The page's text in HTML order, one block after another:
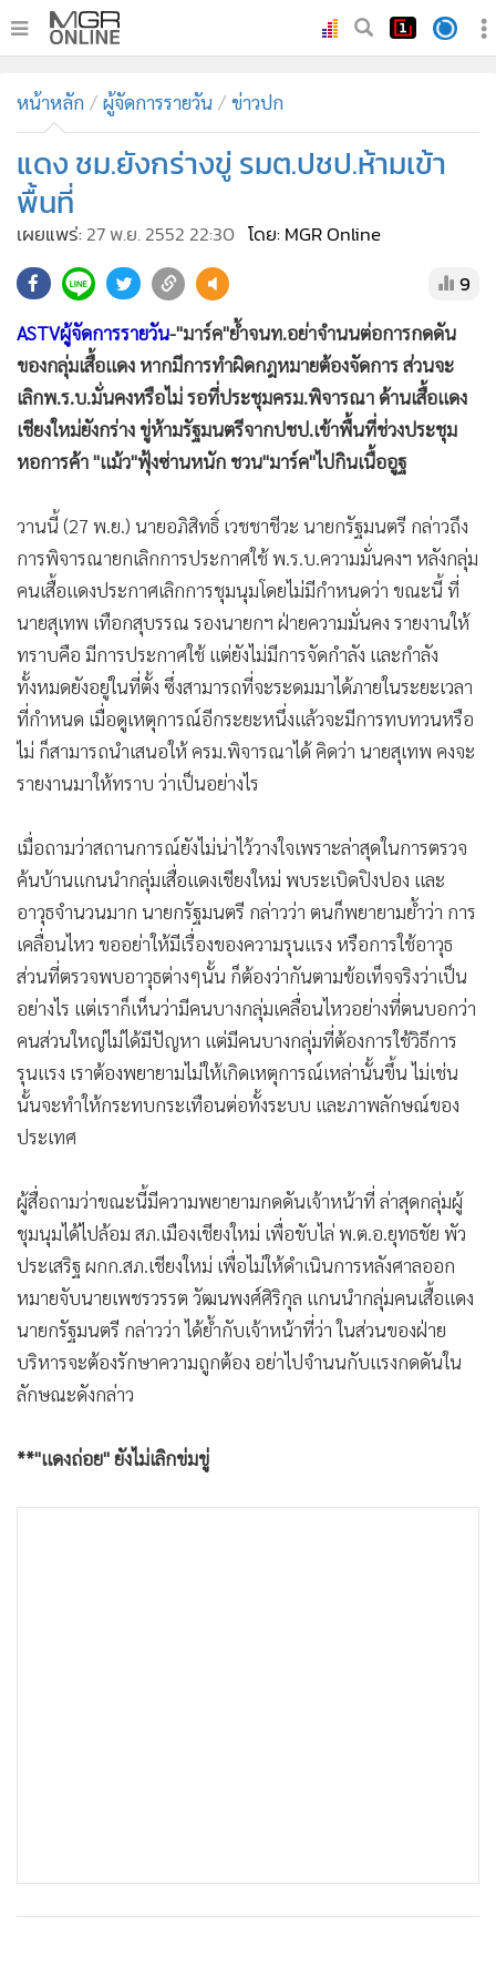
ทันเหตุการณ์
• ภาคใต้
• ภูมิภาค
Online Section
• ผู้จัดการรายวัน
• คอลัมนิสต์
• ละคร
• CbizReview
• Cyber BIZ
• ผู้จัดกวน
• Green Innovation & SD
• Management & HR
• MGR Live
• Infographic
• การเมือง
• กีฬา
ต่างประเทศ
• เศรษฐกิจ-ธุรกิจ
• จีน
• ชุมชน-คุณภาพชีวิต
• อาชญากรรม
• Motoring
• เกม
• วิทยาศาสตร์
• SMEs
• หุ้น
• อินโดจีน
กองทุนรวม
•
Celeb Online
•
Factcheck
ญี่ปุ่น
• News1
• Gotomanager
หน้าหลัก ผู้จัดการรายวัน ข่าวปก
แดง ชม.ยังกร่างขู่ รมต.ปชป.ห้ามเข้า
พื้นที่
เผยแพร่: 27 พ.ย. 2552 22:30 โดย: MGR Online
9
ASTVผู้จัดการรายวัน-"มาร์ค"ย้ำจนท.อย่าจำนนต่อการกดดัน
ของกลุ่มเสื้อแดง หากมีการทำผิดกฎหมายต้องจัดการ ส่วนจะ
เลิกพ.ร.บ.มั่นคงหรือไม่ รอที่ประชุมครม.พิจารณา ด้านเสื้อแดง
เชียงใหม่ยังกร่าง ขู่ห้ามรัฐมนตรีจากปชป.เข้าพื้นที่ช่วงประชุม
หอการค้า "แม้ว"ฟุ้งซ่านหนัก ชวน"มาร์ค"ไปกินเนื้ออูฐ
วานนี้ (27 พ.ย.) นายอภิสิทธิ์ เวชชาชีวะ นายกรัฐมนตรี กล่าวถึง
การพิจารณายกเลิกการประกาศใช้ พ.ร.บ.ความมั่นคงฯ หลังกลุ่ม
คนเสื้อแดงประกาศเลิกการชุมนุมโดยไม่มีกำหนดว่า ขณะนี้ ที่
นายสุเทพ เทือกสุบรรณ รองนายกฯ ฝ่ายความมั่นคง รายงานให้
ทราบคือ มีการประกาศใช้ แต่ยังไม่มีการจัดกำลัง และกำลัง
ทั้งหมดยังอยู่ในที่ตั้ง ซึ่งสามารถที่จะระดมมาได้ภายในระยะเวลา
ที่กำหนด เมื่อดูเหตุการณ์อีกระยะหนึ่งแล้วจะมีการทบทวนหรือ
ไม่ ก็สามารถนำเสนอให้ ครม.พิจารณาได้ คิดว่า นายสุเทพ คงจะ
รายงานมาให้ทราบ ว่าเป็นอย่างไร
เมื่อถามว่าสถานการณ์ยังไม่น่าไว้วางใจเพราะล่าสุดในการตรวจ
ค้นบ้านแกนนำกลุ่มเสื่อแดงเชียงใหม่ พบระเบิดปิงปอง และ
อาวุธจำนวนมาก นายกรัฐมนตรี กล่าวว่า ตนก็พยายามย้ำว่า การ
เคลื่อนไหว ขออย่าให้มีเรื่องของความรุนแรง หรือการใช้อาวุธ
ส่วนที่ตรวจพบอาวุธต่างๆนั้น ก็ต้องว่ากันตามข้อเท็จจริงว่าเป็น
อย่างไร แต่เราก็เห็นว่ามีคนบางกลุ่มเคลื่อนไหวอย่างที่ตนบอกว่า
คนส่วนใหญ่ไม่ได้มีปัญหา แต่มีคนบางกลุ่มที่ต้องการใช้วิธีการ
รุนแรง เราต้องพยายามไม่ให้เกิดเหตุการณ์เหล่านั้นขึ้น ไม่เช่น
นั้นจะทำให้กระทบกระเทือนต่อทั้งระบบ และภาพลักษณ์ของ
ประเทศ
ผู้สื่อถามว่าขณะนี้มีความพยายามกดดันเจ้าหน้าที่ ล่าสุดกลุ่มผู้
ชุมนุมได้ไปล้อม สภ.เมืองเชียงใหม่ เพื่อขับไล่ พ.ต.อ.ยุทธชัย พัว
ประเสริฐ ผกก.สภ.เชียงใหม่ เพื่อไม่ให้ดำเนินการหลังศาลออก
หมายจับนายเพชรวรรต วัฒนพงศ์ศิริกุล แกนนำกลุ่มคนเสื้อแดง
นายกรัฐมนตรี กล่าวว่า ได้ย้ำกับเจ้าหน้าที่ว่า ในส่วนของฝ่าย
บริหารจะต้องรักษาความถูกต้อง อย่าไปจำนนกับแรงกดดันใน
ลักษณะดังกล่าว
**"แดงถ่อย" ยังไม่เลิกข่มขู่